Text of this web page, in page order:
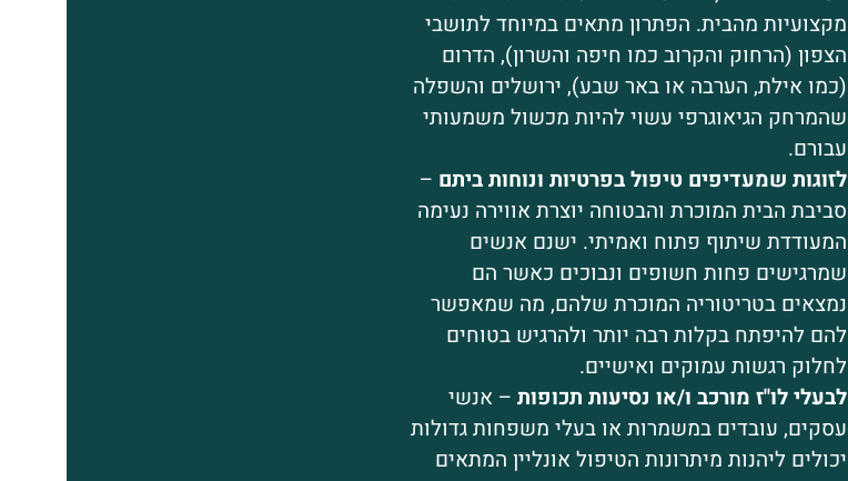
מקצועיות מהבית. הפתרון מתאים במיוחד לתושבי
הצפון (הרחוק והקרוב כמו חיפה והשרון), הדרום
(כמו אילת, הערבה או באר שבע), ירושלים והשפלה
שהמרחק הגיאוגרפי עשוי להיות מכשול משמעותי
עבורם.
לזוגות שמעדיפים טיפול בפרטיות ונוחות ביתם –
סביבת הבית המוכרת והבטוחה יוצרת אווירה נעימה
המעודדת שיתוף פתוח ואמיתי. ישנם אנשים
שמרגישים פחות חשופים ונבוכים כאשר הם
נמצאים בטריטוריה המוכרת שלהם, מה שמאפשר
להם להיפתח בקלות רבה יותר ולהרגיש בטוחים
לחלוק רגשות עמוקים ואישיים.
לבעלי לו"ז מורכב ו/או נסיעות תכופות– אנשי
עסקים, עובדים במשמרות או בעלי משפחות גדולות
יכולים ליהנות מיתרונות הטיפול אונליין המתאים